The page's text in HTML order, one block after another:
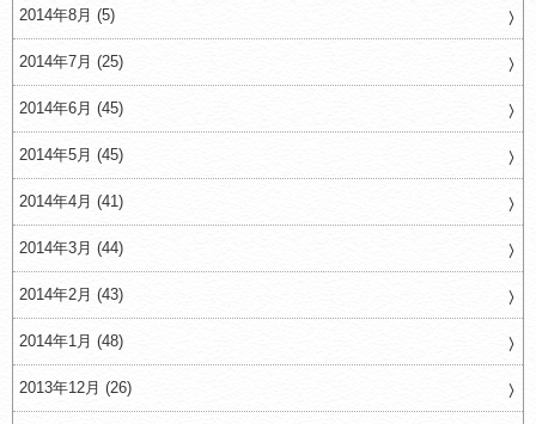
2014年8月 (5)
2014年7月 (25)
2014年6月 (45)
2014年5月 (45)
2014年4月 (41)
2014年3月 (44)
2014年2月 (43)
2014年1月 (48)
2013年12月 (26)